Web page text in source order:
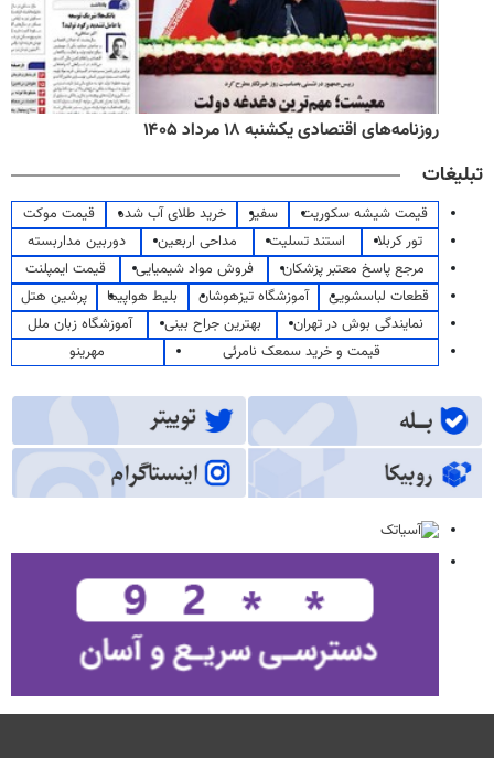
روزنامه‌های اقتصادی یکشنبه ۱۸ مرداد ۱۴۰۵
تبلیغات
قیمت شیشه سکوریت سفیر خرید طلای آب شده
قیمت موکت
تور کربلا
استند تسلیت مداحی اربعین
دوربین مداربسته
مرجع پاسخ معتبر پزشکان
فروش مواد شیمیایی
قیمت ایمپلنت
قطعات لباسشویی
آموزشگاه تیزهوشان بلیط هواپیما
پرشین هتل
نمایندگی بوش در تهران
بهترین جراح بینی
آموزشگاه زبان ملل
قیمت و خرید سمعک نامرئی
مهرینو